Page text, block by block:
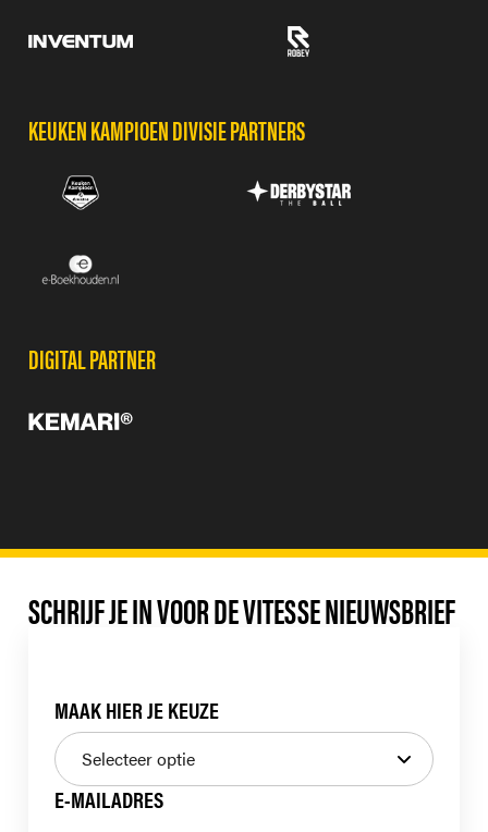
KEUKEN KAMPIOEN DIVISIE PARTNERS
DIGITAL PARTNER
SCHRIJF JE IN VOOR DE VITESSE NIEUWSBRIEF
MAAK HIER JE KEUZE
E-MAILADRES